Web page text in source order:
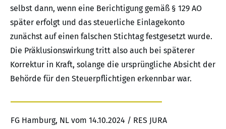
selbst dann, wenn eine Berichtigung gemäß § 129 AO
später erfolgt und das steuerliche Einlagekonto
zunächst auf einen falschen Stichtag festgesetzt wurde.
Die Präklusionswirkung tritt also auch bei späterer
Korrektur in Kraft, solange die ursprüngliche Absicht der
Behörde für den Steuerpflichtigen erkennbar war.
FG Hamburg, NL vom 14.10.2024 / RES JURA